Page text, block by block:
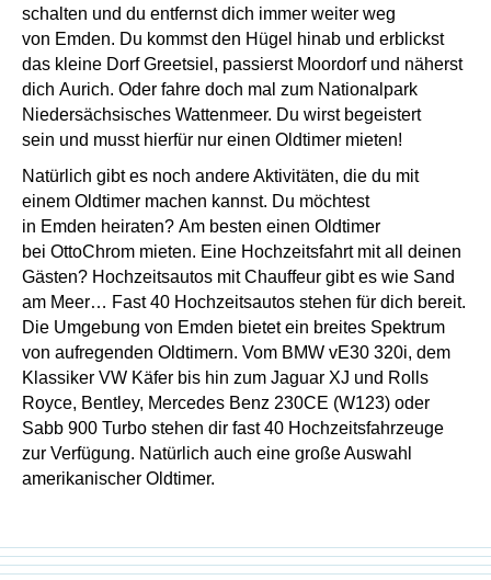
schalten und du entfernst dich immer weiter weg
von Emden. Du kommst den Hügel hinab und erblickst
das kleine Dorf Greetsiel, passierst Moordorf und näherst
dich Aurich. Oder fahre doch mal zum Nationalpark
Niedersächsisches Wattenmeer. Du wirst begeistert
sein und musst hierfür nur einen Oldtimer mieten!
Natürlich gibt es noch andere Aktivitäten, die du mit
einem Oldtimer machen kannst. Du möchtest
in Emden heiraten? Am besten einen Oldtimer
bei OttoChrom mieten. Eine Hochzeitsfahrt mit all deinen
Gästen? Hochzeitsautos mit Chauffeur gibt es wie Sand
am Meer… Fast 40 Hochzeitsautos stehen für dich bereit.
Die Umgebung von Emden bietet ein breites Spektrum
von aufregenden Oldtimern. Vom BMW vE30 320i, dem
Klassiker VW Käfer bis hin zum Jaguar XJ und Rolls
Royce, Bentley, Mercedes Benz 230CE (W123) oder
Sabb 900 Turbo stehen dir fast 40 Hochzeitsfahrzeuge
zur Verfügung. Natürlich auch eine große Auswahl
amerikanischer Oldtimer.